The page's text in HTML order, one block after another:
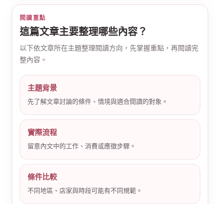
閱讀重點
這篇文章主要整理哪些內容？
以下依文章所在主題整理閱讀方向，先掌握重點，再閱讀完
整內容。
主題背景
先了解文章討論的條件、情境與適合閱讀的對象。
實際流程
留意內文中的工作、消費或應徵步驟。
條件比較
不同地區、店家與時段可能有不同規範。